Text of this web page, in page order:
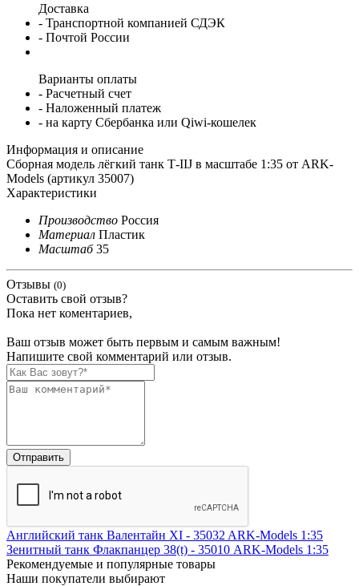
Доставка
- Транспортной компанией СДЭК
- Почтой России
Варианты оплаты
- Расчетный счет
- Наложенный платеж
- на карту Сбербанка или Qiwi-кошелек
Информация и описание
Сборная модель лёгкий танк Т-IIJ в масштабе 1:35 от ARK-
Models (артикул 35007)
Характеристики
Производство Россия
Материал Пластик
Масштаб 35
Отзывы (0)
Оставить свой отзыв?
Пока нет коментариев,
Ваш отзыв может быть первым и самым важным!
Напишите свой комментарий или отзыв.
Английский танк Валентайн XI - 35032 ARK-Models 1:35
Зенитный танк Флакпанцер 38(t) - 35010 ARK-Models 1:35
Рекомендуемые и популярные товары
Наши покупатели выбирают